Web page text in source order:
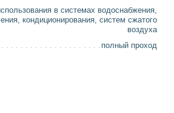
в системах водоснабжения,
кондиционирования, систем сжатого
воздуха
полный проход